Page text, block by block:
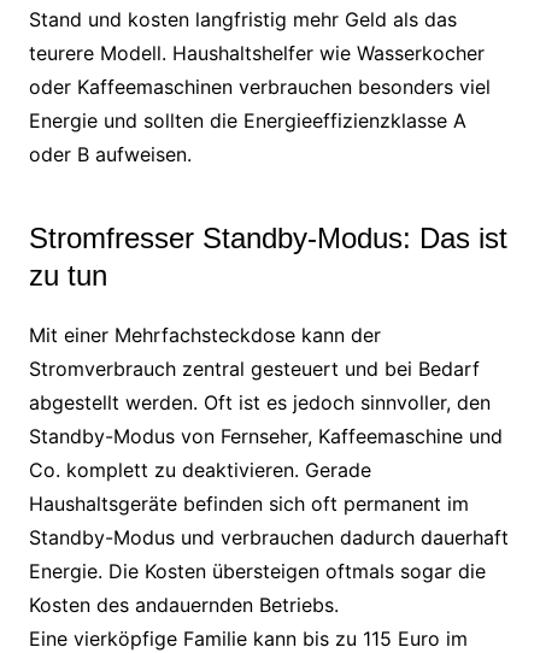
Stand und kosten langfristig mehr Geld als das
teurere Modell. Haushaltshelfer wie Wasserkocher
oder Kaffeemaschinen verbrauchen besonders viel
Energie und sollten die Energieeffizienzklasse A
oder B aufweisen.
Stromfresser Standby-Modus: Das ist
zu tun
Mit einer Mehrfachsteckdose kann der
Stromverbrauch zentral gesteuert und bei Bedarf
abgestellt werden. Oft ist es jedoch sinnvoller, den
Standby-Modus von Fernseher, Kaffeemaschine und
Co. komplett zu deaktivieren. Gerade
Haushaltsgeräte befinden sich oft permanent im
Standby-Modus und verbrauchen dadurch dauerhaft
Energie. Die Kosten übersteigen oftmals sogar die
Kosten des andauernden Betriebs.
Eine vierköpfige Familie kann bis zu 115 Euro im